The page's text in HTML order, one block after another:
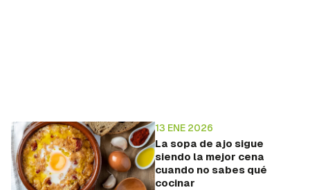
13 ENE 2026
La sopa de ajo sigue
siendo la mejor cena
cuando no sabes qué
cocinar